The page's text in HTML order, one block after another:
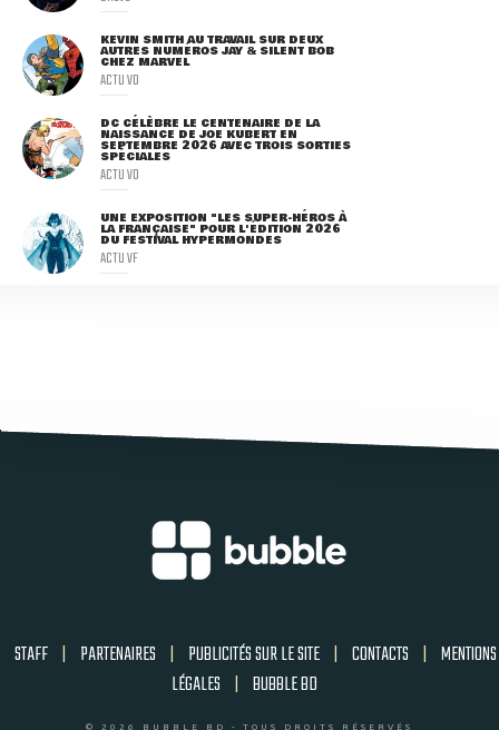
KEVIN SMITH AU TRAVAIL SUR DEUX
AUTRES NUMÉROS JAY & SILENT BOB
CHEZ MARVEL
ACTU VO
DC CÉLÈBRE LE CENTENAIRE DE LA
NAISSANCE DE JOE KUBERT EN
SEPTEMBRE 2026 AVEC TROIS SORTIES
SPÉCIALES
ACTU VO
UNE EXPOSITION "LES SUPER-HÉROS À
LA FRANÇAISE" POUR L'ÉDITION 2026
DU FESTIVAL HYPERMONDES
ACTU VF
STAFF | PARTENAIRES | PUBLICITÉS SUR LE SITE | CONTACTS | MENTIONS
LÉGALES | BUBBLE BD
© 2026 BUBBLE BD - TOUS DROITS RÉSERVÉS